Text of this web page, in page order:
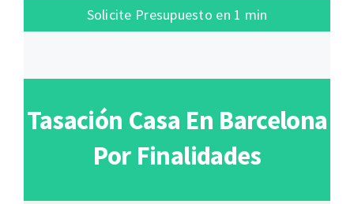
Solicite Presupuesto en 1 min
Tasación Casa En Barcelona
Por Finalidades